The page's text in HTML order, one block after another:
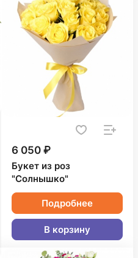
6 050 ₽
Букет из роз
"Солнышко"
Подробнее
В корзину